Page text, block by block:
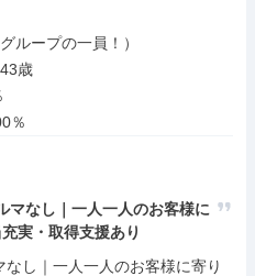
ループの一員！）
歳
％
マなし｜一人一人のお客様に
実・取得支援あり
なし｜一人一人のお客様に寄り